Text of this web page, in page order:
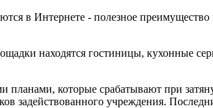
в Интернете - полезное
находятся гостиницы, кухонные
планами, которые срабатывают при
задействованного учреждения.